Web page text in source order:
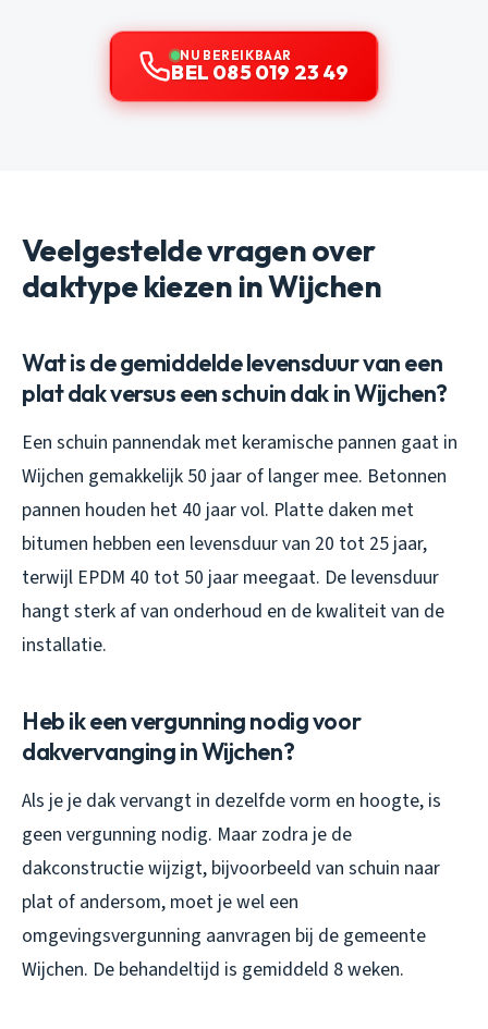
NU BEREIKBAAR
BEL 085 019 23 49
Veelgestelde vragen over
daktype kiezen in Wijchen
Wat is de gemiddelde levensduur van een
plat dak versus een schuin dak in Wijchen?
Een schuin pannendak met keramische pannen gaat in
Wijchen gemakkelijk 50 jaar of langer mee. Betonnen
pannen houden het 40 jaar vol. Platte daken met
bitumen hebben een levensduur van 20 tot 25 jaar,
terwijl EPDM 40 tot 50 jaar meegaat. De levensduur
hangt sterk af van onderhoud en de kwaliteit van de
installatie.
Heb ik een vergunning nodig voor
dakvervanging in Wijchen?
Als je je dak vervangt in dezelfde vorm en hoogte, is
geen vergunning nodig. Maar zodra je de
dakconstructie wijzigt, bijvoorbeeld van schuin naar
plat of andersom, moet je wel een
omgevingsvergunning aanvragen bij de gemeente
Wijchen. De behandeltijd is gemiddeld 8 weken.